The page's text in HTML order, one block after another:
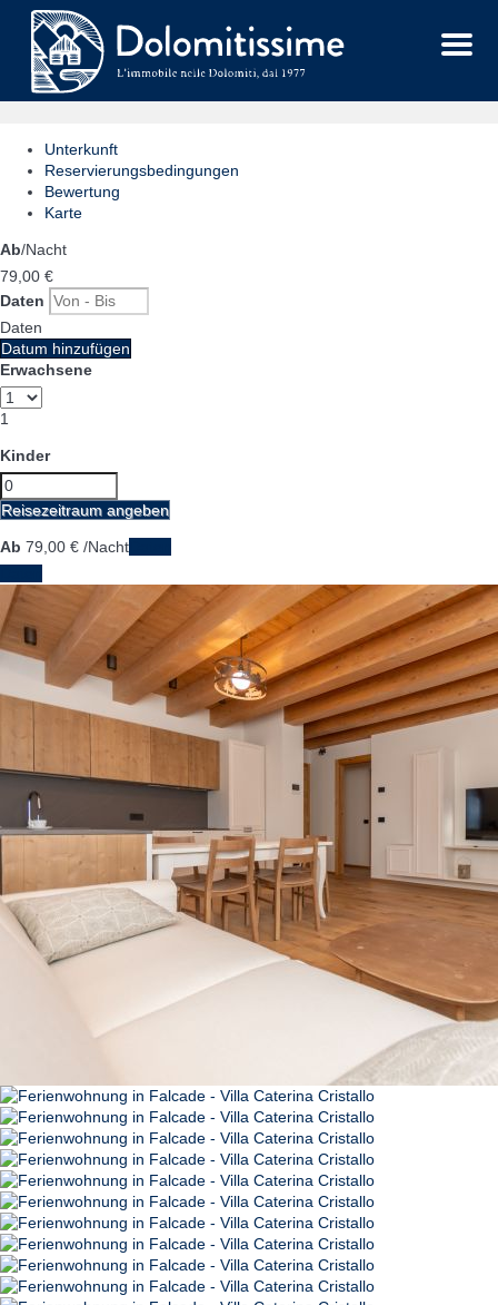
Menu
Unterkunft
Reservierungsbedingungen
Bewertung
Karte
Ab/Nacht
79, 00 €
Daten
Daten
Datum hinzufügen
Erwachsene
1
Kinder
Reisezeitraum angeben
Ab 79, 00 € /Nacht